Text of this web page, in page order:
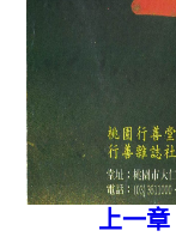
上一章